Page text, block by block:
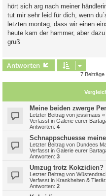
t
r
g
hört sich arg nach meiner
tut mir sehr leid für dich, wenn
letzten montag, dass wir einen
heute kam der hammer, aber
gruß
Antworten
7 Beiträge
Meine beiden zwerge
Letzter Beitrag von jessimaus «
Verfasst in Galerie eurer
Antworten: 4
Schnappschuesse
Letzter Beitrag von Dundees
Verfasst in Galerie eurer
Antworten: 3
Umzug trotz Kokzidien?
Letzter Beitrag von
Verfasst in Krankheiten &
Antworten: 2